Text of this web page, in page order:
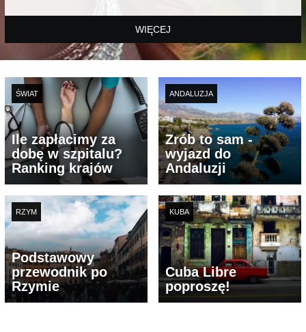
WIĘCEJ
ŚWIAT
Ile zapłacimy za
dobę w szpitalu?
Ranking krajów
ANDALUZJA
Zrób to sam -
wyjazd do
Andaluzji
RZYM
Podstawowy
przewodnik po
Rzymie
KUBA
Cuba Libre
poproszę!